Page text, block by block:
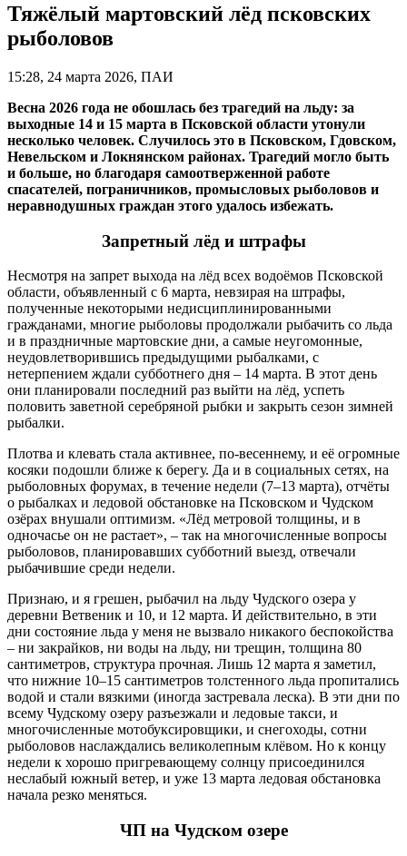
Тяжёлый мартовский лёд псковских
рыболовов
15:28, 24 марта 2026, ПАИ
Весна 2026 года не обошлась без трагедий на льду: за
выходные 14 и 15 марта в Псковской области утонули
несколько человек. Случилось это в Псковском, Гдовском,
Невельском и Локнянском районах. Трагедий могло быть
и больше, но благодаря самоотверженной работе
спасателей, пограничников, промысловых рыболовов и
неравнодушных граждан этого удалось избежать.
Запретный лёд и штрафы
Несмотря на запрет выхода на лёд всех водоёмов Псковской
области, объявленный с 6 марта, невзирая на штрафы,
полученные некоторыми недисциплинированными
гражданами, многие рыболовы продолжали рыбачить со льда
и в праздничные мартовские дни, а самые неугомонные,
неудовлетворившись предыдущими рыбалками, с
нетерпением ждали субботнего дня – 14 марта. В этот день
они планировали последний раз выйти на лёд, успеть
половить заветной серебряной рыбки и закрыть сезон зимней
рыбалки.
Плотва и клевать стала активнее, по-весеннему, и её огромные
косяки подошли ближе к берегу. Да и в социальных сетях, на
рыболовных форумах, в течение недели (7–13 марта), отчёты
о рыбалках и ледовой обстановке на Псковском и Чудском
озёрах внушали оптимизм. «Лёд метровой толщины, и в
одночасье он не растает», – так на многочисленные вопросы
рыболовов, планировавших субботний выезд, отвечали
рыбачившие среди недели.
Признаю, и я грешен, рыбачил на льду Чудского озера у
деревни Ветвеник и 10, и 12 марта. И действительно, в эти
дни состояние льда у меня не вызвало никакого беспокойства
– ни закрайков, ни воды на льду, ни трещин, толщина 80
сантиметров, структура прочная. Лишь 12 марта я заметил,
что нижние 10–15 сантиметров толстенного льда пропитались
водой и стали вязкими (иногда застревала леска). В эти дни по
всему Чудскому озеру разъезжали и ледовые такси, и
многочисленные мотобуксировщики, и снегоходы, сотни
рыболовов наслаждались великолепным клёвом. Но к концу
недели к хорошо пригревающему солнцу присоединился
неслабый южный ветер, и уже 13 марта ледовая обстановка
начала резко меняться.
ЧП на Чудском озере